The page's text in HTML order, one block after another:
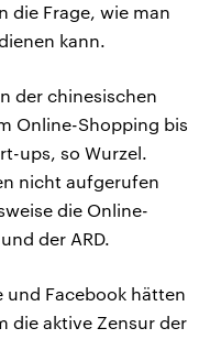
die Frage, wie man
kann.
der chinesischen
Online-Shopping bis
ups, so Wurzel.
nicht aufgerufen
die Online-
der ARD.
und Facebook hätten
die aktive Zensur der